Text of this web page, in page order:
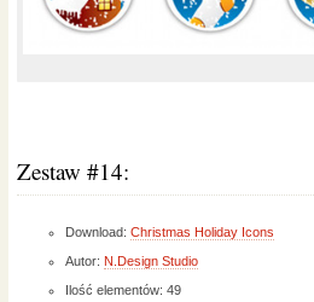
Zestaw #14:
Download: Christmas Holiday Icons
Autor: N.Design Studio
Ilość elementów: 49